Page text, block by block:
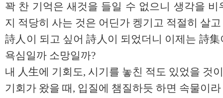
꽉 찬 기억은 새것을 들일 수 없으니 생각을
지 적당히 사는 것은 어딘가 켕기고 적절히 살
詩人이 되고 싶어 詩人이 되었더니 이제는 詩
욕심일까 소망일까?
내 人生에 기회도, 시기를 놓친 적도 있었을 것
기회가 왔을 때, 입질에 챔질하듯 하면 속물이